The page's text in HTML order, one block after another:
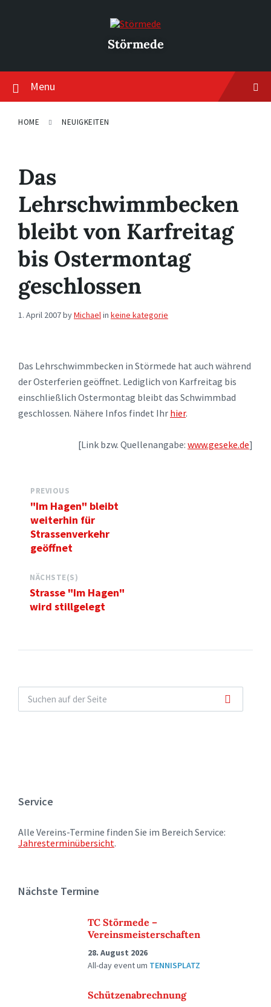
Störmede
Menu
HOME NEUIGKEITEN
Das
Lehrschwimmbecken
bleibt von Karfreitag
bis Ostermontag
geschlossen
1. April 2007byMichaelin keine kategorie
Das Lehrschwimmbecken in Störmede hat auch während
der Osterferien geöffnet. Lediglich von Karfreitag bis
einschließlich Ostermontag bleibt das Schwimmbad
geschlossen. Nähere Infos findet Ihr hier.
[Link bzw. Quellenangabe: www.geseke.de]
PREVIOUS
"Im Hagen" bleibt
weiterhin für
Strassenverkehr
geöffnet
NÄCHSTE(S)
Strasse "Im Hagen"
wird stillgelegt
Service
Alle Vereins-Termine finden Sie im Bereich Service:
Jahresterminübersicht.
Nächste Termine
TC Störmede –
Vereinsmeisterschaften
28. August 2026
All-day eventum TENNISPLATZ
Schützenabrechnung